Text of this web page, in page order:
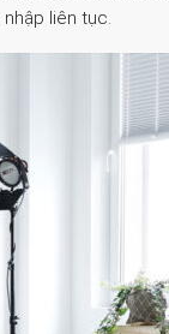
nhập liên tục.